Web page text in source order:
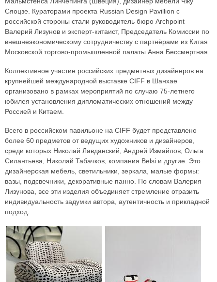
Сяоцзе. Кураторами проекта Russian Design Pavillion с
российской стороны стали руководитель бюро Archpoint
Валерий Лизунов и эксперт-китаист, Председатель Комиссии по
внешнеэкономическому сотрудничеству с партнёрами из Китая
Московской торгово-промышленной палаты Анна Бессмертная.
Коллективное участие российских предметных дизайнеров на
крупнейшей международной выставке CIFF в Шанхае
организовано в рамках мероприятий по случаю 75-летнего
юбилея установления дипломатических отношений между
Россией и Китаем.
Всего в российском павильоне на CIFF будет представлено
более 60 предметов от ведущих художников и дизайнеров,
среди которых Николай Лавданский, Андрей Измайлов, Ольга
Силантьева, Николай Табачков, компания Belsi и другие. Это
дизайнерская мебель, светильники, зеркала, малые формы:
вазы, подсвечники, декоративные панно. По словам Валерия
Лизунова, все эти изделия объединяет стремление отразить
индивидуальность задумки автора, аутентичность и прикладной
подход.